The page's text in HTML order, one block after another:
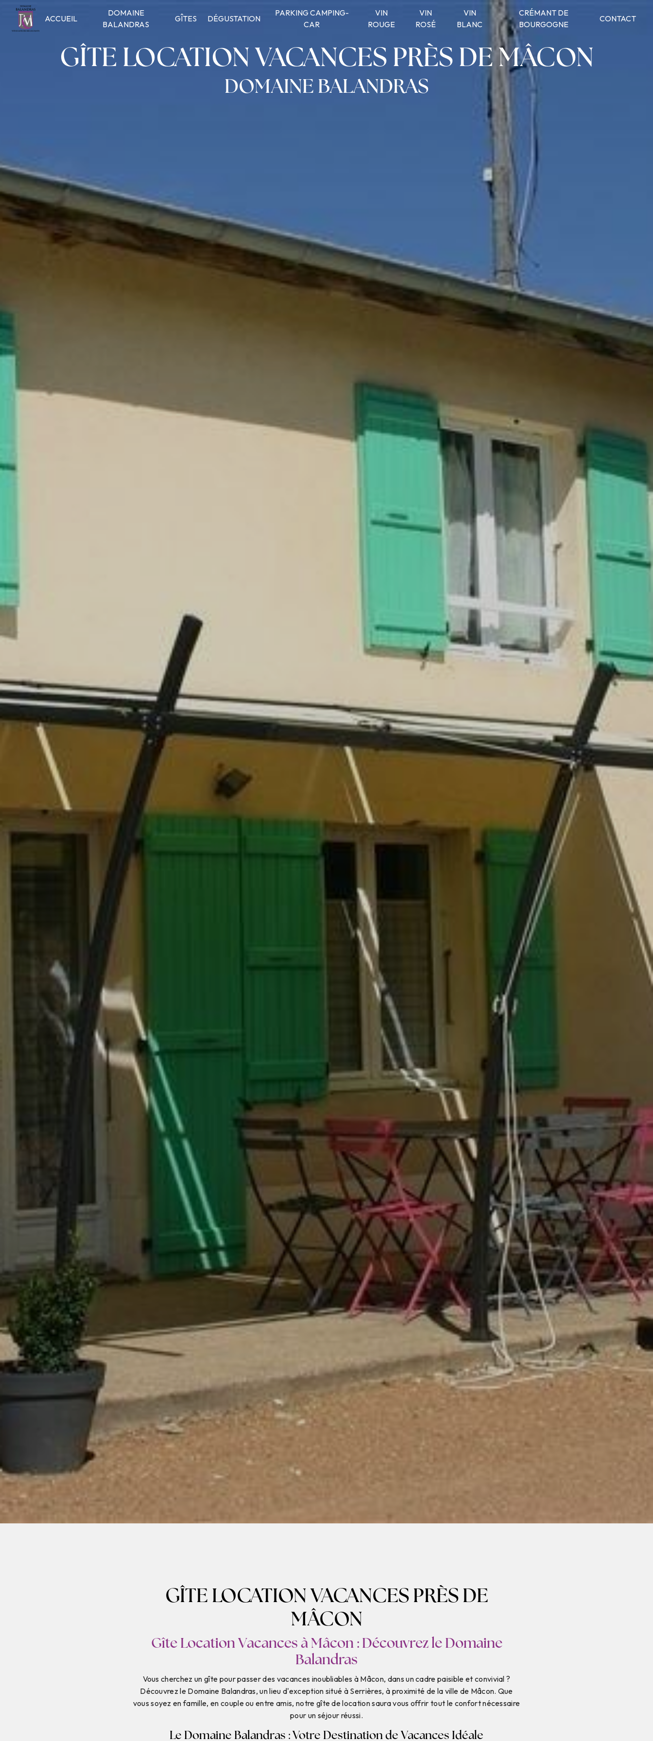
ACCUEIL
DOMAINE
BALANDRAS
GÎTES DÉGUSTATION
PARKING CAMPING-
CAR
VIN
ROUGE
VIN
ROSÉ
VIN
BLANC
CRÉMANT DE
BOURGOGNE
CONTACT
GÎTE LOCATION VACANCES PRÈS DE MÂCON
DOMAINE BALANDRAS
GÎTE LOCATION VACANCES PRÈS DE
MÂCON
Gîte Location Vacances à Mâcon : Découvrez le Domaine
Balandras
Vous cherchez un gîte pour passer des vacances inoubliables à Mâcon, dans un cadre paisible et convivial ?
Découvrez le Domaine Balandras, un lieu d'exception situé à Serrières, à proximité de la ville de Mâcon. Que
vous soyez en famille, en couple ou entre amis, notre gîte de location saura vous offrir tout le confort nécessaire
pour un séjour réussi.
Le Domaine Balandras : Votre Destination de Vacances Idéale
Panneau de gestion des cookies